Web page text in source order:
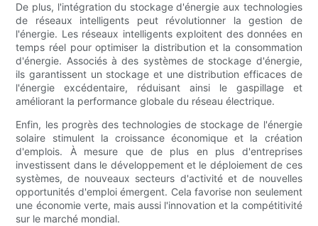
De plus, l'intégration du stockage d'énergie aux technologies
de réseaux intelligents peut révolutionner la gestion de
l'énergie. Les réseaux intelligents exploitent des données en
temps réel pour optimiser la distribution et la consommation
d'énergie. Associés à des systèmes de stockage d'énergie,
ils garantissent un stockage et une distribution efficaces de
l'énergie excédentaire, réduisant ainsi le gaspillage et
améliorant la performance globale du réseau électrique.
Enfin, les progrès des technologies de stockage de l'énergie
solaire stimulent la croissance économique et la création
d'emplois. À mesure que de plus en plus d'entreprises
investissent dans le développement et le déploiement de ces
systèmes, de nouveaux secteurs d'activité et de nouvelles
opportunités d'emploi émergent. Cela favorise non seulement
une économie verte, mais aussi l'innovation et la compétitivité
sur le marché mondial.